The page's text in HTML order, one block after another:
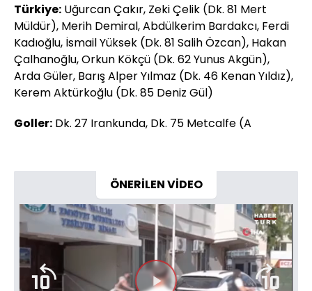
Türkiye: Uğurcan Çakır, Zeki Çelik (Dk. 81 Mert
Müldür), Merih Demiral, Abdülkerim Bardakcı, Ferdi
Kadıoğlu, İsmail Yüksek (Dk. 81 Salih Özcan), Hakan
Çalhanoğlu, Orkun Kökçü (Dk. 62 Yunus Akgün),
Arda Güler, Barış Alper Yılmaz (Dk. 46 Kenan Yıldız),
Kerem Aktürkoğlu (Dk. 85 Deniz Gül)
Goller: Dk. 27 Irankunda, Dk. 75 Metcalfe (A
ÖNERİLEN VİDEO